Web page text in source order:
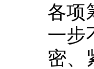
各项
一步
密、